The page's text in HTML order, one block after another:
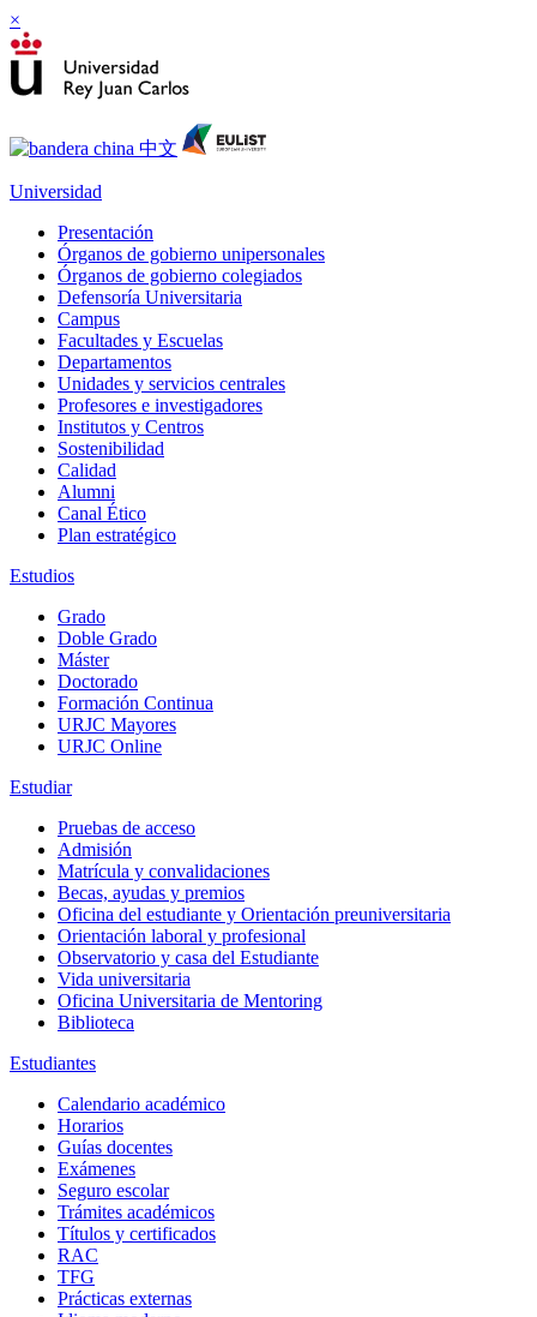
×
Universidad
Presentación
Órganos de gobierno unipersonales
Órganos de gobierno colegiados
Defensoría Universitaria
Campus
Facultades y Escuelas
Departamentos
Unidades y servicios centrales
Profesores e investigadores
Institutos y Centros
Sostenibilidad
Calidad
Alumni
Canal Ético
Plan estratégico
Estudios
Grado
Doble Grado
Máster
Doctorado
Formación Continua
URJC Mayores
URJC Online
Estudiar
Pruebas de acceso
Admisión
Matrícula y convalidaciones
Becas, ayudas y premios
Oficina del estudiante y Orientación preuniversitaria
Orientación laboral y profesional
Observatorio y casa del Estudiante
Vida universitaria
Oficina Universitaria de Mentoring
Biblioteca
Estudiantes
Calendario académico
Horarios
Guías docentes
Exámenes
Seguro escolar
Trámites académicos
Títulos y certificados
RAC
TFG
Prácticas externas